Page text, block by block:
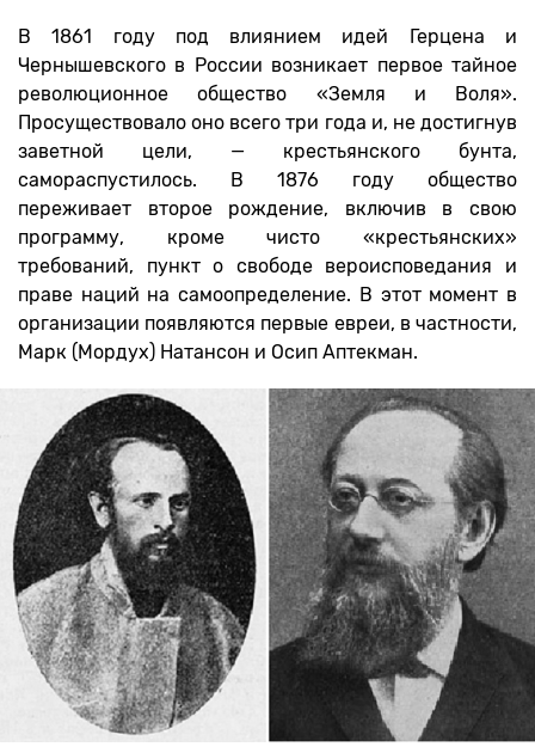
В 1861 году под влиянием идей Герцена и
Чернышевского в России возникает первое тайное
революционное общество «Земля и Воля».
Просуществовало оно всего три года и, не достигнув
заветной цели, — крестьянского бунта,
самораспустилось. В 1876 году общество
переживает второе рождение, включив в свою
программу, кроме чисто «крестьянских»
требований, пункт о свободе вероисповедания и
праве наций на самоопределение. В этот момент в
организации появляются первые евреи, в частности,
Марк (Мордух) Натансон и Осип Аптекман.